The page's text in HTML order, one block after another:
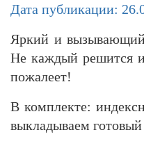
Дата публикации:
Яркий и вызывающий
Не каждый решится
пожалеет!
В комплекте:
выкладываем